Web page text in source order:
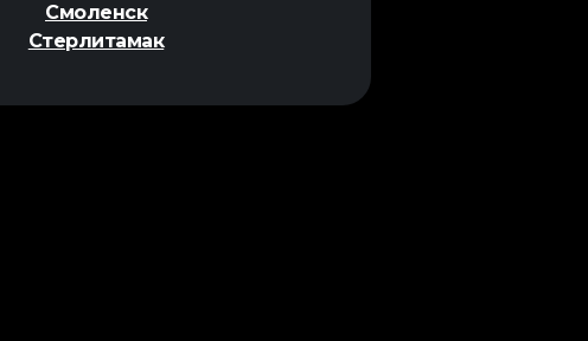
Смоленск
Стерлитамак